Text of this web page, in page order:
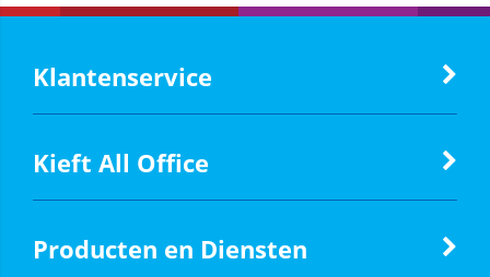
Klantenservice
Kieft All Office
Producten en Diensten